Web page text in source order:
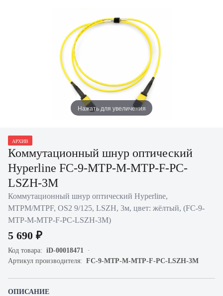
Нажать для увеличения
АРХИВ
Коммутационный шнур оптический
Hyperline FC-9-MTP-M-MTP-F-PC-
LSZH-3M
Коммутационный шнур оптический Hyperline,
MTPM/MTPF, OS2 9/125, LSZH, 3м, цвет: жёлтый, (FC-9-
MTP-M-MTP-F-PC-LSZH-3M)
5 690 ₽
Код товара: iD-00018471
Артикул производителя: FC-9-MTP-M-MTP-F-PC-LSZH-3M
ОПИСАНИЕ